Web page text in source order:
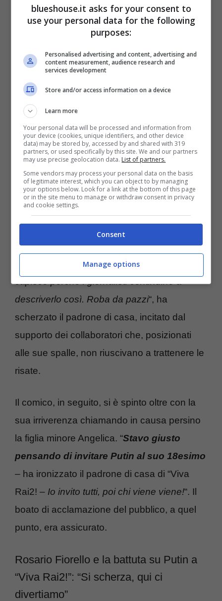
Il dibattito di stamani, mercoledì 21 febbraio,
si è concentrato soprattutto sullaquestione
Navalny-Putine sulle circostanze misteriose
in cui il principale oppositore del presidente
russo si è spento. Il tutto, ovviamente,
condito con l’immancabile ironia in pieno stile
Putin non è un dittatore, no no
capisco perché i giornalisti continuino a
descriverlo così. Roba da pazzi“, ha
scherzato il padrone di casa, incitato dal
supporto dei collaboratori che, posizionati
alle sue spalle, non riuscivano a trattenere le
risate.
Il comico, in seguito, si è spinto oltre con la
sua irriverenza chiamando in causa persino
la figlia minore Angelica. “Stavo giusto
pensando di invitare Putin al suo 18esimo
– ha ironizzato il padrone di casa di “Viva
Rai2! – Io invito tutti, poi chi viene viene!“. Il
boato di acclamazione del pubblico, a quel
punto, era assicurato.
Rosario Fiorello e la battuta su Putin a
“Viva Rai2!”: “Si scherza, qui ci
divertiamo”
blueshouse.it asks for your consent to
use your personal data for the following
purposes:
Personalised advertising and content, advertising and
content measurement, audience research and
services development
Store and/or access information on a device
Learn more
Your personal data will be processed and information from
your device (cookies, unique identifiers, and other device
data) may be stored by, accessed by and shared with 319
partners, or used specifically by this site. We and our partners
may use precise geolocation data. List of partners.
Some vendors may process your personal data on the basis
of legitimate interest, which you can object to by managing
your options below. Look for a link at the bottom of this page
or in the site menu to manage or withdraw consent in privacy
and cookie settings.
Consent
Manage options